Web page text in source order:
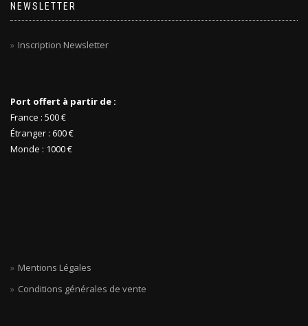
NEWSLETTER
Inscription Newsletter
Port offert à partir de :
France : 500 €
Étranger : 600 €
Monde : 1000 €
Mentions Légales
Conditions générales de vente